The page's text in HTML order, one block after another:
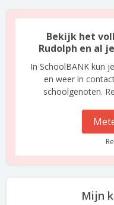
Bekijk het
Rudolph en al
In SchoolBANK kun je
en weer in
schoolgenoten.
Mijn